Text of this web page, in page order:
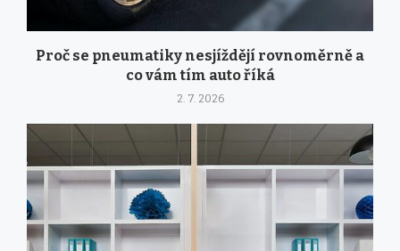
Proč se pneumatiky nesjíždějí rovnoměrně a
co vám tím auto říká
2. 7. 2026